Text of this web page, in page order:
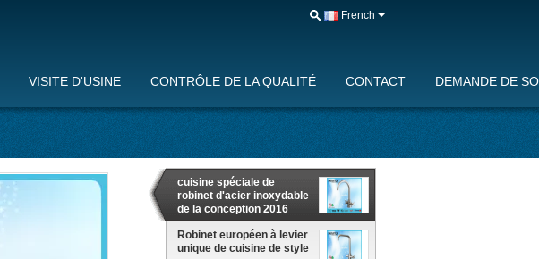
French
VISITE D'USINE CONTRÔLE DE LA QUALITÉ CONTACT DEMANDE DE
cuisine spéciale de
robinet d'acier inoxydable
de la conception 2016
Robinet européen à levier
unique de cuisine de style